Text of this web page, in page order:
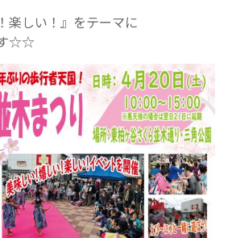
楽しい！』をテーマに
す☆☆